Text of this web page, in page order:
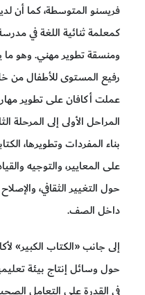
كمعلمة ثنائية اللغة في
ومنسقة تطوير مهني. وهو ما
رفيع المستوى للأطفال من
عملت أكافان على تطوير
المراحل الأولى إلى المرحلة
بناء المفردات وتطويرها،
على المعايير، والتوجيه
حول التغيير الثقافي،
داخل الصف.
إلى جانب «الكتاب الكبير»
حول وسائل إنتاج بيئة
في القدرة على التعامل